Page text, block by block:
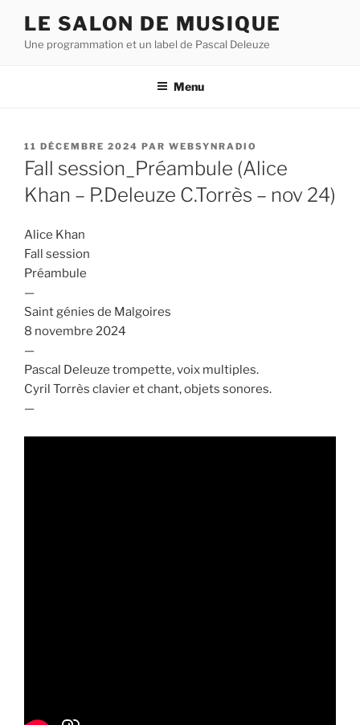
contenu
LE SALON DE MUSIQUE
Une programmation et un label de Pascal Deleuze
Menu
PUBLIÉ
LE
11 DÉCEMBRE 2024 PAR WEBSYNRADIO
Fall session_Préambule (Alice
Khan – P.Deleuze C.Torrès – nov 24)
Alice Khan
Fall session
Préambule
—
Saint génies de Malgoires
8 novembre 2024
—
Pascal Deleuze trompette, voix multiples.
Cyril Torrès clavier et chant, objets sonores.
—